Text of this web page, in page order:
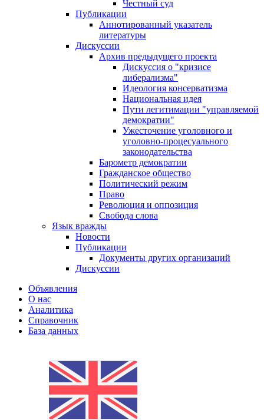
Честный суд
Публикации
Аннотированный указатель
литературы
Дискуссии
Архив предыдущего проекта
Дискуссия о "кризисе
либерализма"
Идеология консерватизма
Национальная идея
Пути легитимации "управляемой
демократии"
Ужесточение уголовного и
уголовно-процесуального
законодательства
Барометр демократии
Гражданское общество
Политический режим
Право
Революция и оппозиция
Свобода слова
Язык вражды
Новости
Публикации
Документы других организаций
Дискуссии
Объявления
О нас
Аналитика
Справочник
База данных